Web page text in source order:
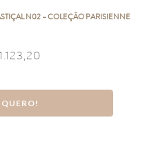
N02 – COLEÇÃO PARISIENNE
1.123,20
QUERO!